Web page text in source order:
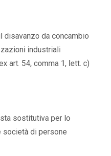
disavanzo da concambio
industriali
art. 54, comma 1, lett. c)
sostitutiva per lo
di persone